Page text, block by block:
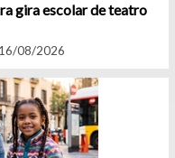
gira escolar de teatro
08/2026